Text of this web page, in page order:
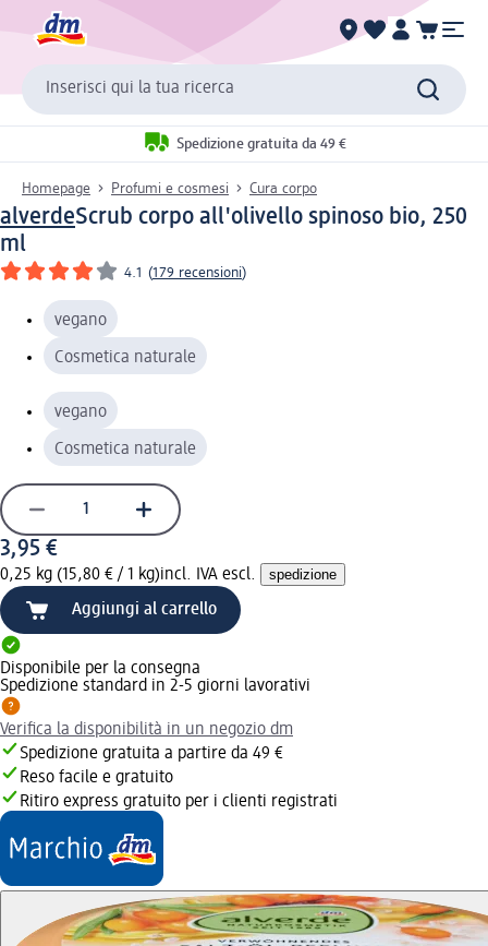
Inserisci qui la tua ricerca
Spedizione gratuita da 49 €
Homepage Profumi e cosmesi Cura corpo
alverdeScrub corpo all'olivello spinoso bio, 250
ml
4.1 (179 recensioni)
vegano
Cosmetica naturale
vegano
Cosmetica naturale
3,95 €
0,25 kg (15,80 € / 1 kg)incl. IVA escl. spedizione
Aggiungi al carrello
Disponibile per la consegna
Spedizione standard in 2-5 giorni lavorativi
Verifica la disponibilità in un negozio dm
Spedizione gratuita a partire da 49 €
Reso facile e gratuito
Ritiro express gratuito per i clienti registrati